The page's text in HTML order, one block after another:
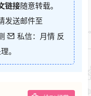
链接随意转载。
发送邮件至
私信：月情 反
。